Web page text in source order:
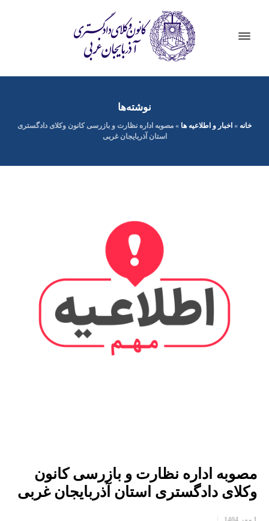
نوشته‌ها
خانه » اخبار و اطلاعیه ها » مصوبه اداره نظارت و بازرسی کانون وکلای دادگستری
استان آذربایجان غربی
مصوبه اداره نظارت و بازرسی کانون
وکلای دادگستری استان آذربایجان غربی